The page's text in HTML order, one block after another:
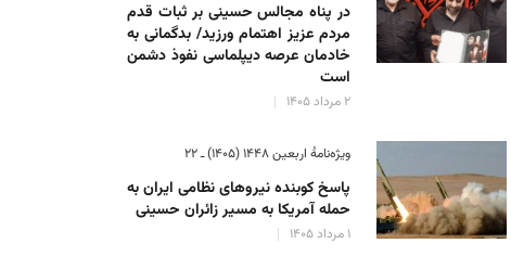
در پناه مجالس حسینی بر ثبات‌ قدم
مردم عزیز اهتمام ورزید/ بدگمانی به
خادمان عرصه دیپلماسی نفوذ دشمن
است
۲ مرداد ۱۴۰۵
ویژه‌نامهٔ اربعین ۱۴۴۸ (۱۴۰۵) ـ ۲۲
پاسخ کوبنده نیروهای نظامی ایران به
حمله آمریکا به مسیر زائران حسینی
۱ مرداد ۱۴۰۵